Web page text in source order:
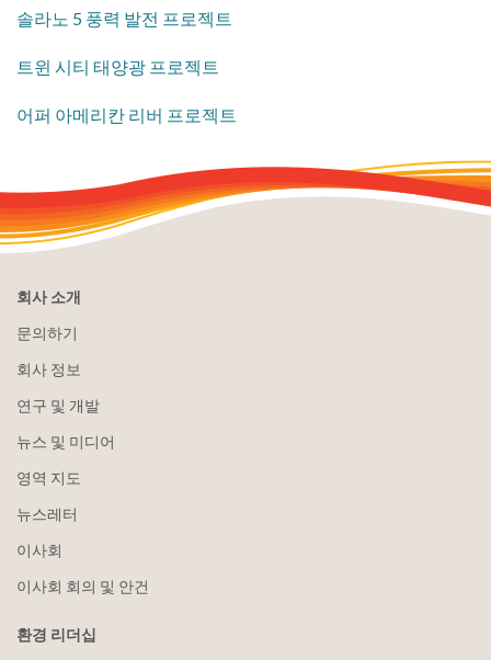
솔라노 5 풍력 발전 프로젝트
트윈 시티 태양광 프로젝트
어퍼 아메리칸 리버 프로젝트
회사 소개
문의하기
회사 정보
연구 및 개발
뉴스 및 미디어
영역 지도
뉴스레터
이사회
이사회 회의 및 안건
환경 리더십